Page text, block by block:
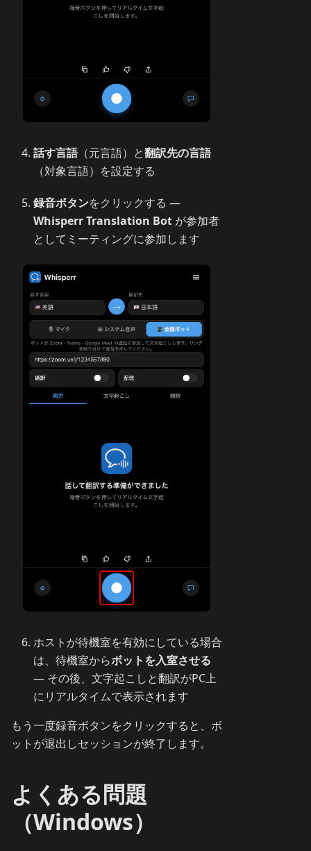
話す言語（元言語）と翻訳先の言語
（対象言語）を設定する
録音ボタンをクリックする —
Whisperr Translation Botが参加者
としてミーティングに参加します
ホストが待機室を有効にしている場合
は、待機室からボットを入室させる
— その後、文字起こしと翻訳がPC上
にリアルタイムで表示されます
もう一度録音ボタンをクリックすると、ボ
ットが退出しセッションが終了します。
よくある問題
（Windows）